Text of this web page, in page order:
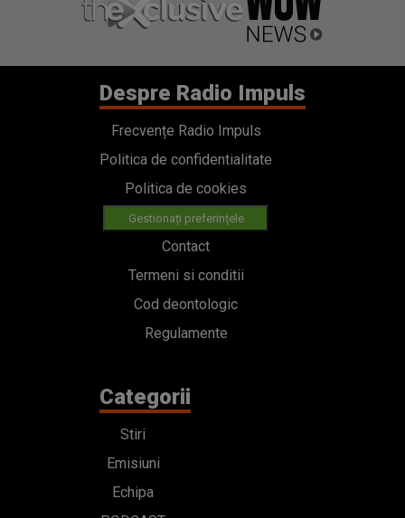
Despre Radio Impuls
Frecvențe Radio Impuls
Politica de confidentialitate
Politica de cookies
Gestionați preferințele
Contact
Termeni si conditii
Cod deontologic
Regulamente
Categorii
Stiri
Emisiuni
Echipa